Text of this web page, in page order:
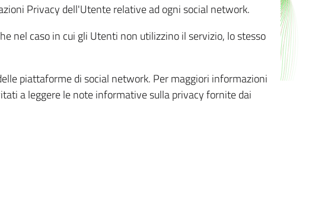
Privacy dell'Utente relative ad ogni social network.
nel caso in cui gli Utenti non utilizzino il servizio, lo stesso
piattaforme di social network. Per maggiori informazioni
a leggere le note informative sulla privacy fornite dai